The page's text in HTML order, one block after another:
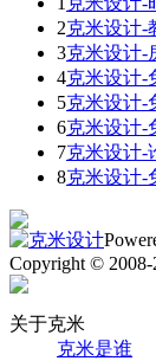
2克米设计-
3克米设计-
4克米设计-
5克米设计-
6克米设计-
7克米设计-
8克米设计-
Copyright © 2008-
关于克米
克米是谁